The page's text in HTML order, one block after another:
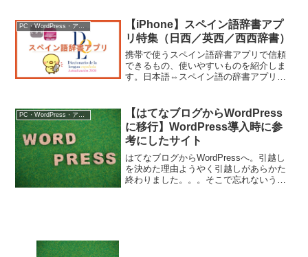
入力するの...
PC・WordPress・アプリ
【iPhone】スペイン語辞書アプ
リ特集（日西／英西／西西辞書）
携帯で使うスペイン語辞書アプリで信頼
できるもの、使いやすいものを紹介しま
す。日本語⇔スペイン語の辞書アプリは
し、コミュニティベースのものも、まだ
語彙量が十分でないと感...
PC・WordPress・アプリ
【はてなブログからWordPress
に移行】WordPress導入時に参
考にしたサイト
はてなブログからWordPressへ。引越し
を決めた理由ようやく引越しがあらかた
終わりました。。。そこで忘れないうち